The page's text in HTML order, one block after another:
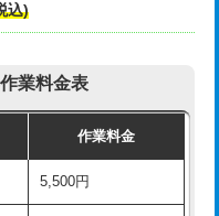
込)
業料金表
作業料金
5,500円